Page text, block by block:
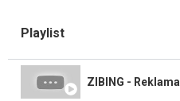
Playlist
ZIBING - Reklama